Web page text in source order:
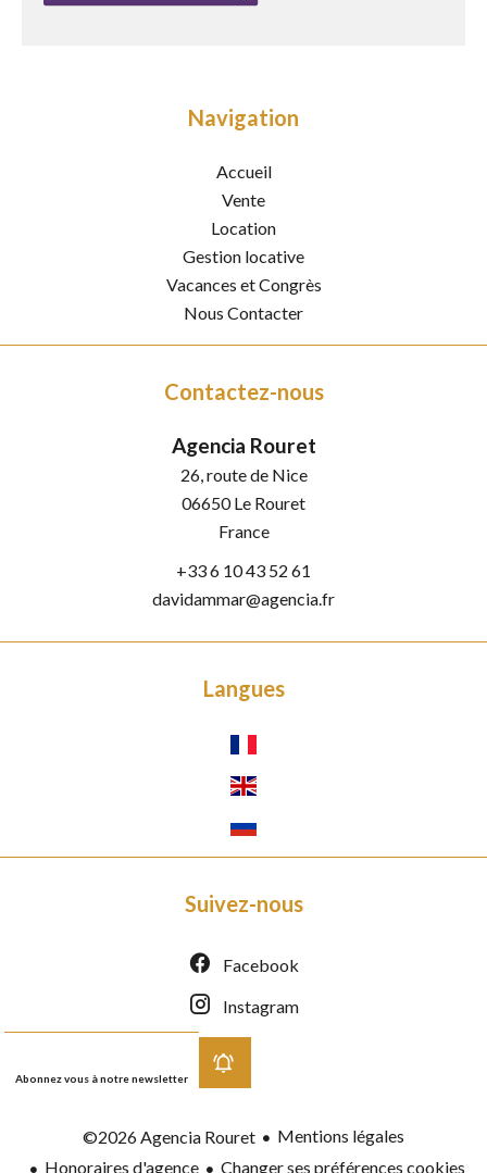
Navigation
Accueil
Vente
Location
Gestion locative
Vacances et Congrès
Nous Contacter
Contactez-nous
Agencia Rouret
26, route de Nice
06650Le Rouret
France
+33 6 10 43 52 61
davidammar@agencia.fr
Langues
Suivez-nous
Facebook
Instagram
Abonnez vous à notre newsletter
©2026 Agencia Rouret
Mentions légales
Honoraires d'agence
Changer ses préférences cookies